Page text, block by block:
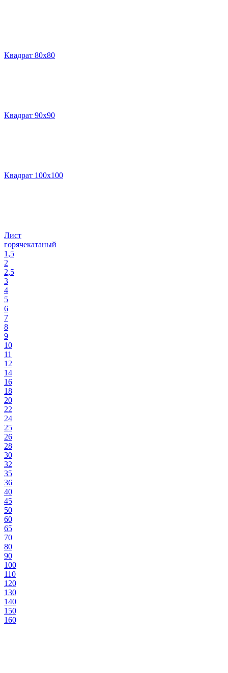
Квадрат 80х80
Квадрат 90х90
Квадрат 100х100
Лист
горячекатаный
1,5
2
2,5
3
4
5
6
7
8
9
10
11
12
14
16
18
20
22
24
25
26
28
30
32
35
36
40
45
50
60
65
70
80
90
100
110
120
130
140
150
160